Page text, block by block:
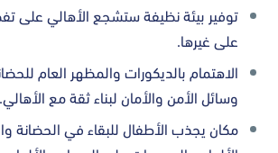
توفير بيئة نظيفة ستشجع الأهالي على
على غيرها.
الاهتمام بالديكورات والمظهر العام
وسائل الأمن والأمان لبناء ثقة مع الأهالي.
مكان يجذب الأطفال للبقاء في الحضانة